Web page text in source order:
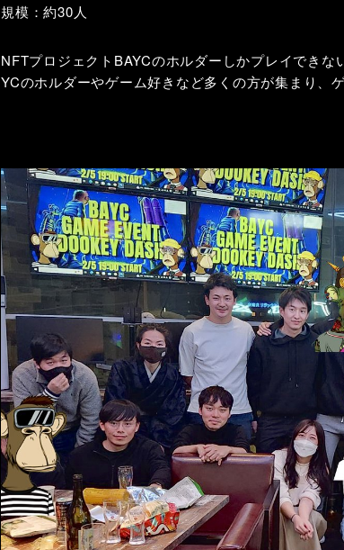
規模：約30人
NFTプロジェクトBAYCのホルダーしかプレイでき
YCのホルダーやゲーム好きなど多くの方が集まり、